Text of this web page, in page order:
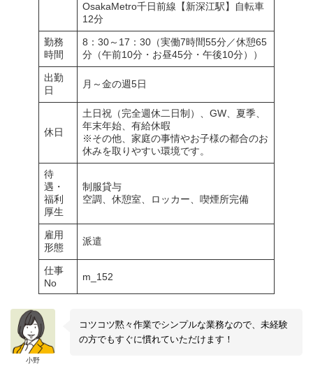
OsakaMetro千日前線【新深江駅】自転車
12分
勤務
時間
8：30～17：30（実働7時間55分／休憩65
分（午前10分・お昼45分・午後10分））
出勤
日
月～金の週5日
休日
土日祝（完全週休二日制）、GW、夏季、
年末年始、有給休暇
※その他、家庭の事情やお子様の都合のお
休みを取りやすい環境です。
待
遇・
福利
厚生
制服貸与
空調、休憩室、ロッカー、喫煙所完備
雇用
形態
派遣
仕事
No
m_152
小野
コツコツ黙々作業でシンプルな業務なので、未経験
の方でもすぐに慣れていただけます！